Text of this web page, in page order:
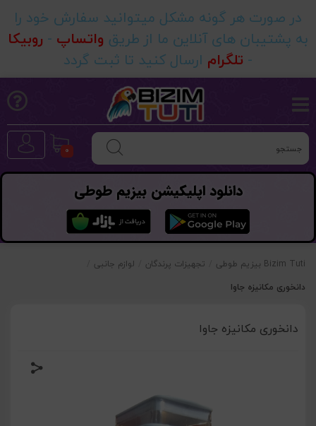
در صورت هر گونه مشکل میتوانید سفارش خود را
به پشتیبان های آنلاین ما از طریق واتساپ - روبیکا
- تلگرام ارسال کنید تا ثبت گردد
0
دانلود اپلیکیشن بیزیم طوطی
Bizim Tuti بیزیم طوطی تجهیزات پرندگان لوازم جانبی
دانخوری مکانیزه جاوا
دانخوری مکانیزه جاوا